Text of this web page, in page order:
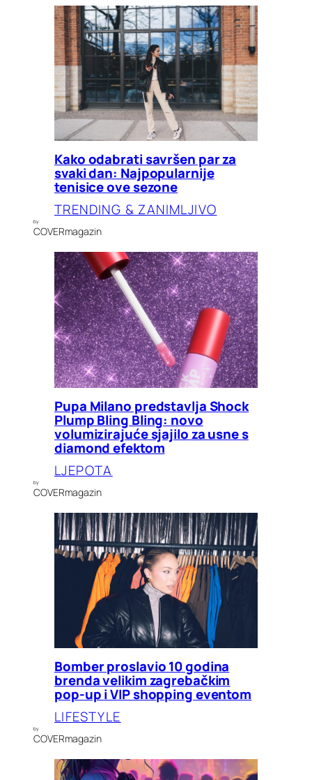
Kako odabrati savršen par za
svaki dan: Najpopularnije
tenisice ove sezone
TRENDING & ZANIMLJIVO
by
COVERmagazin
Pupa Milano predstavlja Shock
Plump Bling Bling: novo
volumizirajuće sjajilo za usne s
diamond efektom
LJEPOTA
by
COVERmagazin
Bomber proslavio 10 godina
brenda velikim zagrebačkim
pop-up i VIP shopping eventom
LIFESTYLE
by
COVERmagazin